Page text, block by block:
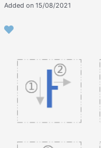
Added on 15/08/2021